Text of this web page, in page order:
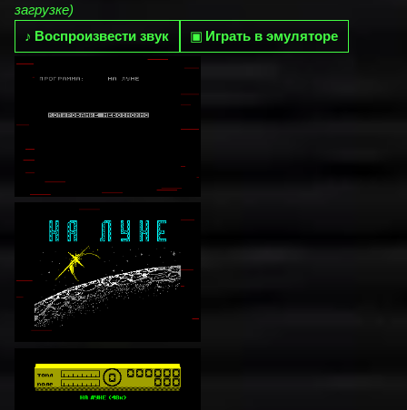
загрузке)
♪ Воспроизвести звук ▣ Играть в эмуляторе